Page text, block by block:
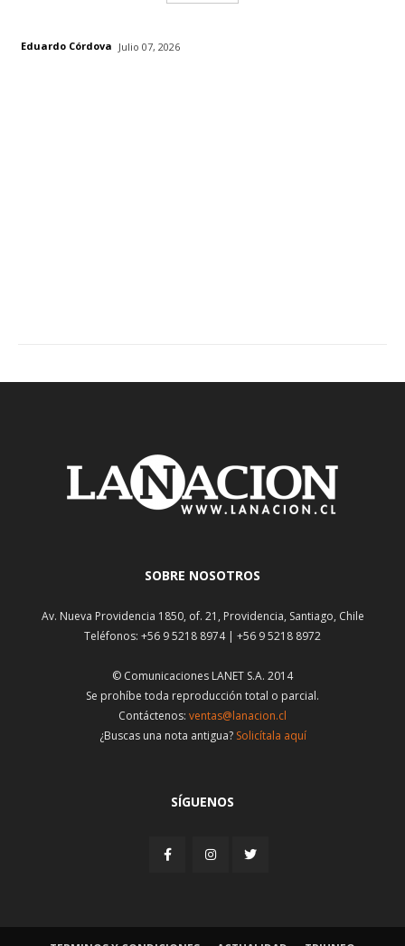
Eduardo Córdova Julio 07, 2026
SOBRE NOSOTROS
Av. Nueva Providencia 1850, of. 21, Providencia, Santiago, Chile
Teléfonos: +56 9 5218 8974 | +56 9 5218 8972
© Comunicaciones LANET S.A. 2014
Se prohíbe toda reproducción total o parcial.
Contáctenos: ventas@lanacion.cl
¿Buscas una nota antigua? Solicítala aquí
SÍGUENOS